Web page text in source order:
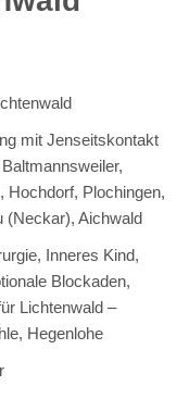
mit Jenseitskontakt
Hochdorf, Plochingen,
(Neckar), Aichwald
Inneres Kind,
Blockaden,
Lichtenwald –
Hegenlohe